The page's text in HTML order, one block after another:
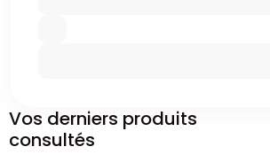
Vos derniers produits
consultés